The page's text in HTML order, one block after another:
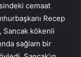
cemaat
Recep
Sancak kökenli
sağlam bir